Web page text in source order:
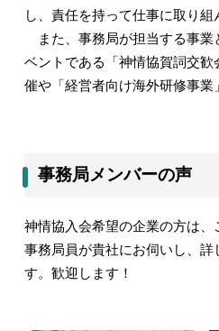
し、責任を持って仕事に取り組
また、事務局が担当する事業
ベントである「神情協賀詞交
催や「経営者向け海外研修事業
事務局メンバーの声
神情協入会希望の企業の方は、
事務局員が貴社にお伺いし、詳
す。歓迎します！